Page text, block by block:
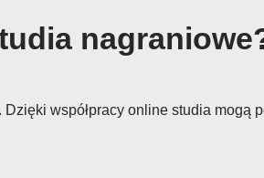
współpracy online studia mogą